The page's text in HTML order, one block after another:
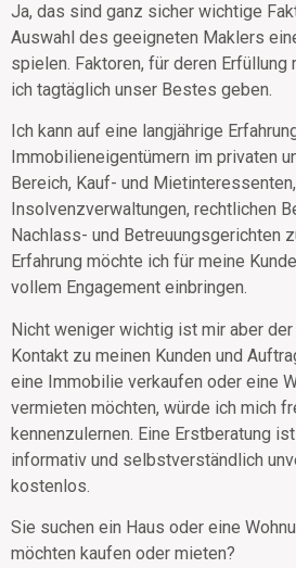
Ja, das sind ganz sicher wichtige
Auswahl des geeigneten Maklers
spielen. Faktoren, für deren Erfüllung
ich tagtäglich unser Bestes geben.
Ich kann auf eine langjährige
Immobilieneigentümern im privaten
Bereich, Kauf- und
Insolvenzverwaltungen, rechtlichen
Nachlass- und Betreuungsgerichten
Erfahrung möchte ich für meine
vollem Engagement einbringen.
Nicht weniger wichtig ist mir aber
Kontakt zu meinen Kunden und
eine Immobilie verkaufen oder eine
vermieten möchten, würde ich mich
kennenzulernen. Eine Erstberatung
informativ und selbstverständlich
kostenlos.
Sie suchen ein Haus oder eine
möchten kaufen oder mieten?